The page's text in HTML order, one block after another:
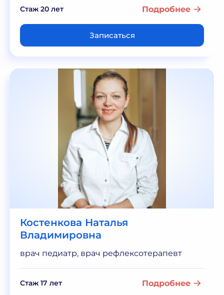
Стаж 20 лет Подробнее
Записаться
Костенкова Наталья
Владимировна
врач педиатр, врач рефлексотерапевт
Стаж 17 лет Подробнее